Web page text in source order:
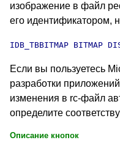
изображение в файл
его идентификатором,
IDB_TBBITMAP BITMAP
Если вы пользуетесь
разработки
изменения в rc-файл
определите
Описание кнопок